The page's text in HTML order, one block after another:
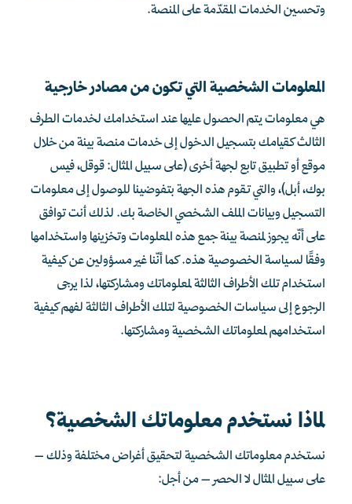
وتحسين الخدمات المقدّمة على المنصة.
المعلومات الشخصية التي تكون من مصادر خارجية
هي معلومات يتم الحصول عليها عند استخدامك لخدمات الطرف
الثالث كقيامك بتسجيل الدخول إلى خدمات منصة بينة من خلال
موقع أو تطبيق تابع لجهة أخرى (على سبيل المثال: قوقل، فيس
بوك، أبل)، والتي تقوم هذه الجهة بتفوضينا للوصول إلى معلومات
التسجيل وبيانات الملف الشخصي الخاصة بك. لذلك أنت توافق
على أنّه يجوز لمنصة بينة جمع هذه المعلومات وتخزينها واستخدامها
وفقًا لسياسة الخصوصية هذه. كما أنّنا غير مسؤولين عن كيفية
استخدام تلك الأطراف الثالثة لمعلوماتك ومشاركتها، لذا يرجى
الرجوع إلى سياسات الخصوصية لتلك الأطراف الثالثة لفهم كيفية
استخدامهم لمعلوماتك الشخصية ومشاركتها.
لماذا نستخدم معلوماتك الشخصية؟
نستخدم معلوماتك الشخصية لتحقيق أغراض مختلفة وذلك –
على سبيل المثال لا الحصر – من أجل: